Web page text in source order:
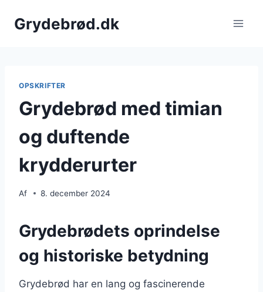
Grydebrød.dk
OPSKRIFTER
Grydebrød med timian
og duftende
krydderurter
Af 8. december 2024
Grydebrødets oprindelse
og historiske betydning
Grydebrød har en lang og fascinerende